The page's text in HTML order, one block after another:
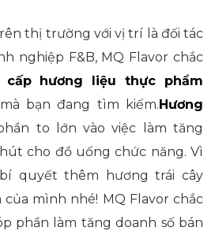
thị trường với vị trí là đối tác
nghiệp F&B, MQ Flavor chắc
cấp hương liệu thực phẩm
bạn đang tìm kiếm.Hương
to lớn vào việc làm tăng
cho đồ uống chức năng. Vì
quyết thêm hương trái cây
mình nhé! MQ Flavor chắc
phần làm tăng doanh số bán